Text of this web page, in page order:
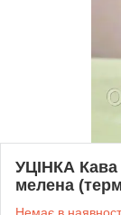
УЦІНКА
мелена
Немає в